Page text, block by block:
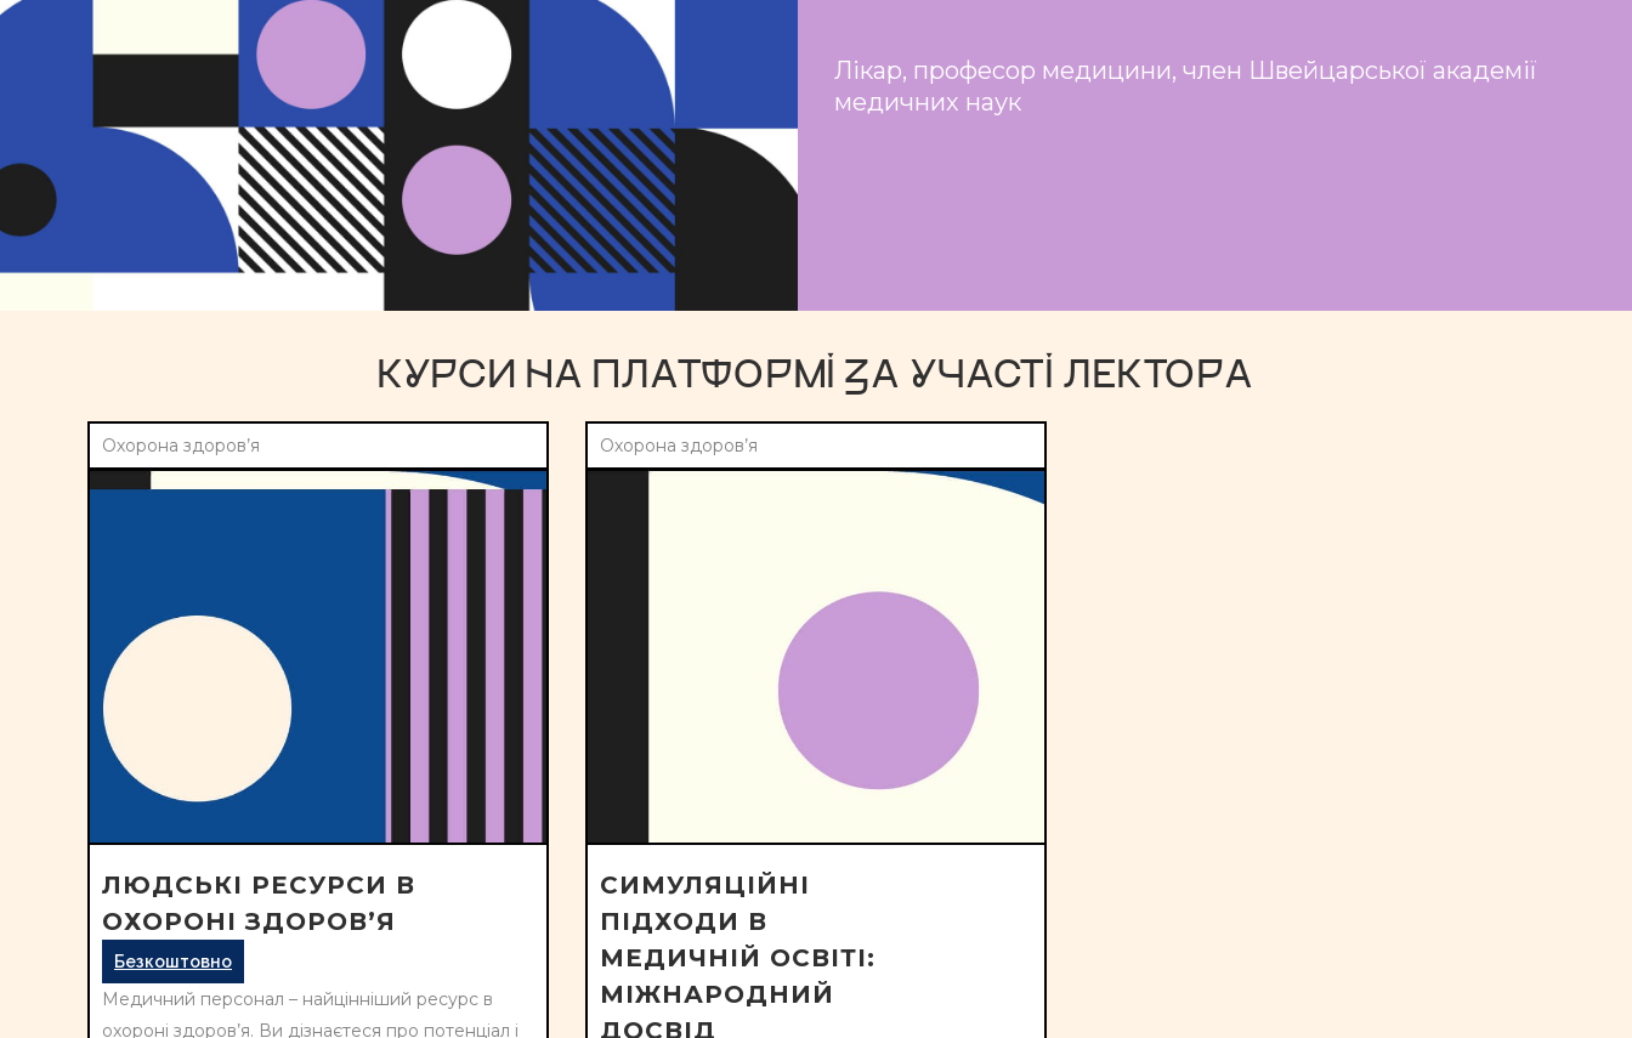
Лікар, професор медицини, член Швейцарської академії
медичних наук
КУРСИ НА ПЛАТФОРМІ ЗА УЧАСТІ ЛЕКТОРА
Охорона здоров’я
ЛЮДСЬКІ РЕСУРСИ В
ОХОРОНІ ЗДОРОВ’Я
Безкоштовно
Медичний персонал – найцінніший ресурс в
охороні здоров’я. Ви дізнаєтеся про потенціал і
Охорона здоров’я
СИМУЛЯЦІЙНІ
ПІДХОДИ В
МЕДИЧНІЙ ОСВІТІ:
МІЖНАРОДНИЙ
ДОСВІД